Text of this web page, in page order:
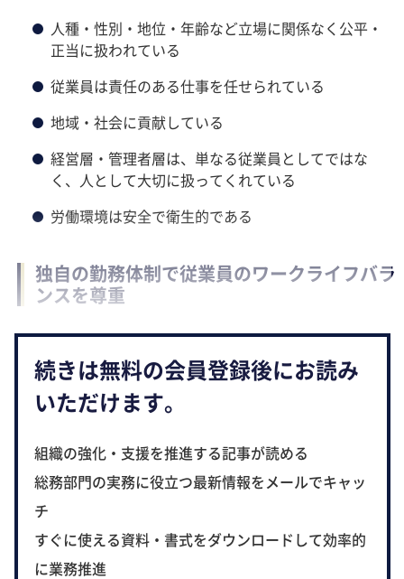
人種・性別・地位・年齢など立場に関係なく公平・
正当に扱われている
従業員は責任のある仕事を任せられている
地域・社会に貢献している
経営層・管理者層は、単なる従業員としてではな
く、人として大切に扱ってくれている
労働環境は安全で衛生的である
独自の勤務体制で従業員のワークライフバラ
ンスを尊重
続きは無料の会員登録後にお読み
いただけます。
組織の強化・支援を推進する記事が読める
総務部門の実務に役立つ最新情報をメールでキャッ
チ
すぐに使える資料・書式をダウンロードして効率的
に業務推進